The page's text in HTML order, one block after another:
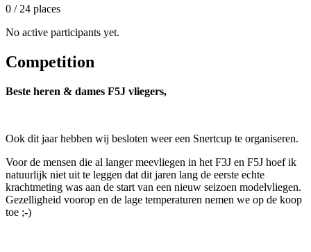
0 / 24 places
No active participants yet.
Competition
Beste heren & dames F5J vliegers,
Ook dit jaar hebben wij besloten weer een Snertcup te organiseren.
Voor de mensen die al langer meevliegen in het F3J en F5J hoef ik
natuurlijk niet uit te leggen dat dit jaren lang de eerste echte
krachtmeting was aan de start van een nieuw seizoen modelvliegen.
Gezelligheid voorop en de lage temperaturen nemen we op de koop
toe ;-)